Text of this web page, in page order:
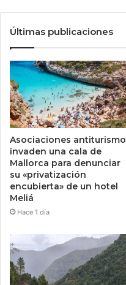
Últimas publicaciones
Asociaciones antiturismo
invaden una cala de
Mallorca para denunciar
su «privatización
encubierta» de un hotel
Meliá
Hace 1 día